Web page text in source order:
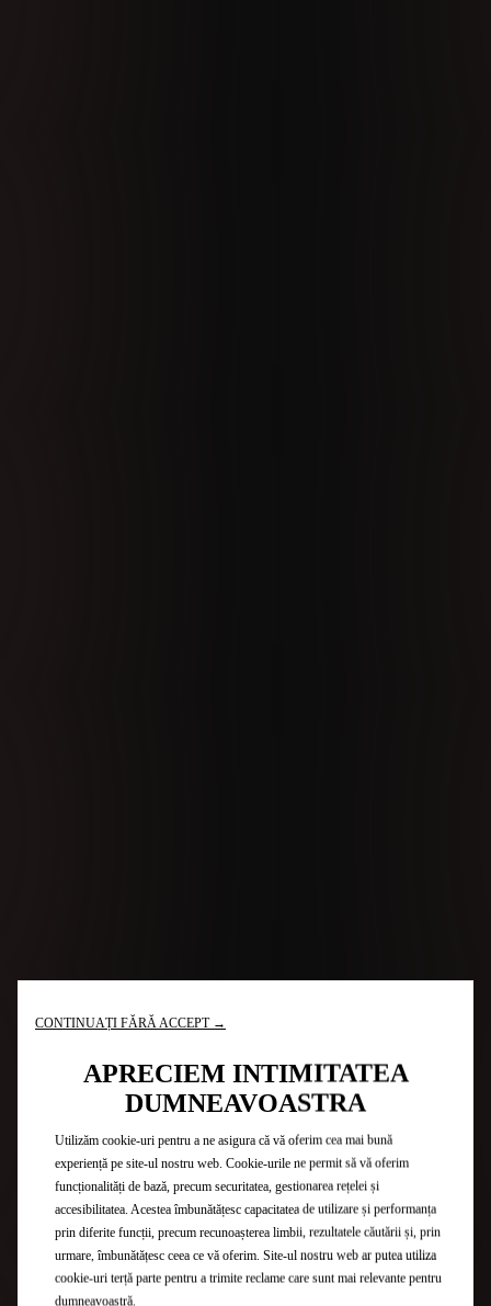
CONTINUAȚI FĂRĂ ACCEPT →
APRECIEM INTIMITATEA
DUMNEAVOASTRA
Utilizăm cookie-uri pentru a ne asigura că vă oferim cea mai bună
experiență pe site-ul nostru web. Cookie-urile ne permit să vă oferim
funcționalități de bază, precum securitatea, gestionarea rețelei și
accesibilitatea. Acestea îmbunătățesc capacitatea de utilizare și performanța
prin diferite funcții, precum recunoașterea limbii, rezultatele căutării și, prin
urmare, îmbunătățesc ceea ce vă oferim. Site-ul nostru web ar putea utiliza
cookie-uri terță parte pentru a trimite reclame care sunt mai relevante pentru
dumneavoastră.